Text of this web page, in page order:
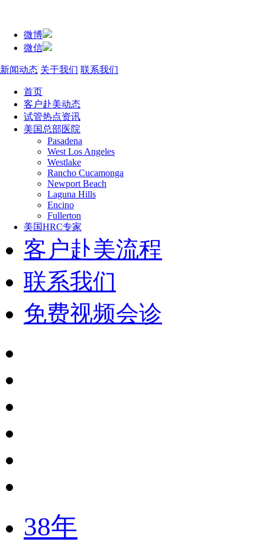
微博
微信
新闻动态 关于我们 联系我们
首页
客户赴美动态
试管热点资讯
美国总部医院
Pasadena
West Los Angeles
Westlake
Rancho Cucamonga
Newport Beach
Laguna Hills
Encino
Fullerton
美国HRC专家
客户赴美流程
联系我们
免费视频会诊
38年